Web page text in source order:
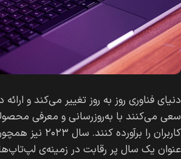
دنیای فناوری روز به روز تغییر می‌کند و
سعی می‌کنند با به‌روزرسانی و معرفی
کاربران را
عنوان یک سال پر رقابت در زمینه‌ی